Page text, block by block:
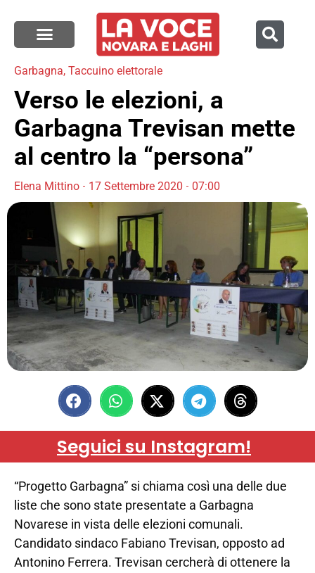
Garbagna, Taccuino elettorale
Verso le elezioni, a
Garbagna Trevisan mette
al centro la “persona”
Elena Mittino 17 Settembre 2020 07:00
Seguici su Instagram!
“Progetto Garbagna” si chiama così una delle due
liste che sono state presentate a Garbagna
Novarese in vista delle elezioni comunali.
Candidato sindaco Fabiano Trevisan, opposto ad
Antonino Ferrera. Trevisan cercherà di ottenere la